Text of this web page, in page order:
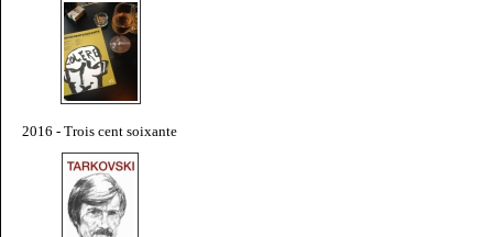
2016 - Trois cent soixante